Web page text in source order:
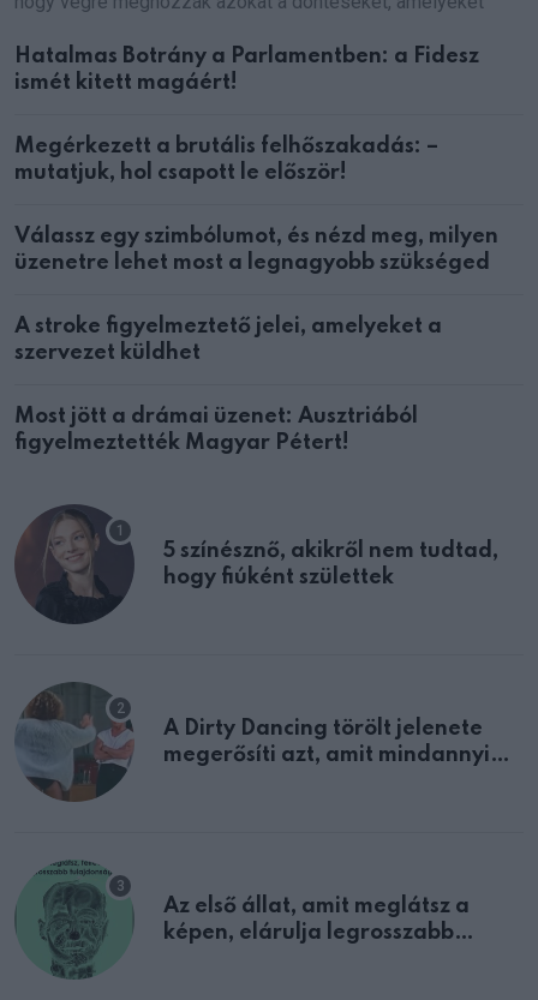
Hatalmas Botrány a Parlamentben: a Fidesz
ismét kitett magáért!
Megérkezett a brutális felhőszakadás: –
mutatjuk, hol csapott le először!
Válassz egy szimbólumot, és nézd meg, milyen
üzenetre lehet most a legnagyobb szükséged
A stroke figyelmeztető jelei, amelyeket a
szervezet küldhet
Most jött a drámai üzenet: Ausztriából
figyelmeztették Magyar Pétert!
5 színésznő, akikről nem tudtad,
hogy fiúként születtek
A Dirty Dancing törölt jelenete
megerősíti azt, amit mindannyian
Az első állat, amit meglátsz a
képen, elárulja legrosszabb